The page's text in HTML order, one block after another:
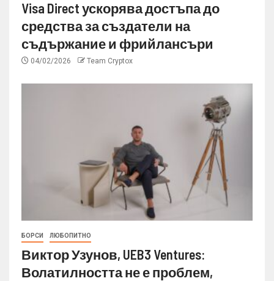
Visa Direct ускорява достъпа до
средства за създатели на
съдържание и фрийлансъри
04/02/2026 Team Cryptox
БОРСИ ЛЮБОПИТНО
Виктор Узунов, UEB3 Ventures:
Волатилността не е проблем,